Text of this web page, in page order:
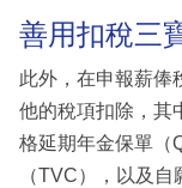
善用扣稅三
此外，在申報薪俸
他的稅項扣除，其
格延期年金保單（
（TVC），以及